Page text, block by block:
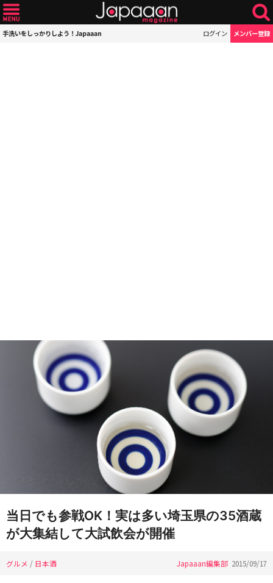
手洗いをしっかりしよう！Japaaan ログイン メンバー登録
当日でも参戦OK！実は多い埼玉県の35酒蔵
が大集結して大試飲会が開催
グルメ / 日本酒 Japaaan編集部 2015/09/17